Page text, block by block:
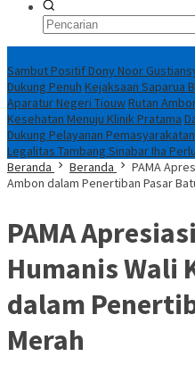
Sambut Positif Dony Noor
Dukung Penuh Kejaksaan Saparua
Aparatur Negeri TiouwRutan
Kesehatan Menuju Klinik Pratama
Dukung Pelayanan
Legalitas Tambang Sinabar Iha
Beranda
Beranda
PAMA
Ambon dalam Penertiban Pasar
PAMA
Humanis Wali
dalam
Merah